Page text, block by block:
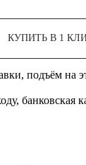
КУПИТЬ В 1
подъём на
банковская